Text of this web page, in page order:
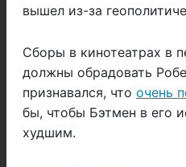
вышел из-за
Сборы в кинотеатрах в
должны обрадовать
признавался, что очень
бы, чтобы Бэтмен в его
худшим.